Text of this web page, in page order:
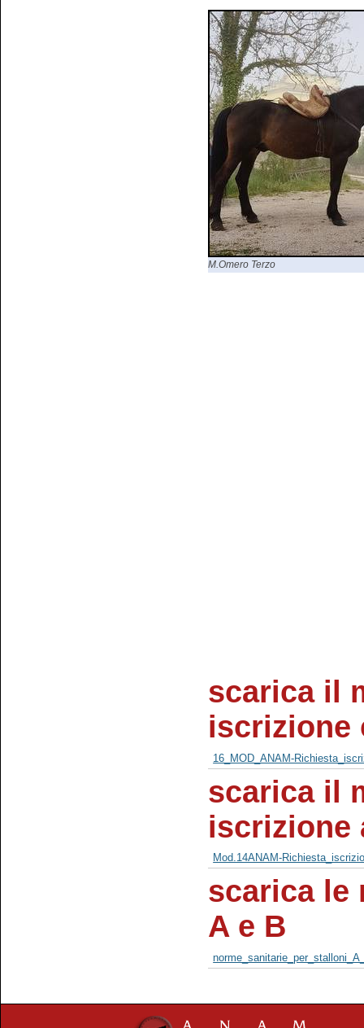
M.Omero Terzo
scarica il
iscrizione
16_MOD_ANAM-
scarica il
iscrizione
Mod.14ANAM-
scarica le
A e B